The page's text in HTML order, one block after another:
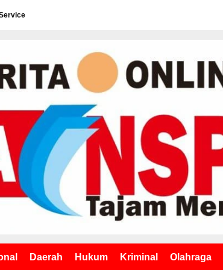
Daerah Hukum Kriminal Olahraga